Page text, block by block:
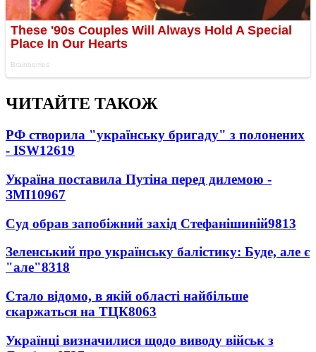
ЧИТАЙТЕ ТАКОЖ
РФ створила "українську бригаду" з полонених
- ISW12619
Україна поставила Путіна перед дилемою -
ЗМІ10967
Суд обрав запобіжний захід Стефанішиній9813
Зеленський про українську балістику: Буде, але є
"але"8318
Стало відомо, в якій області найбільше
скаржаться на ТЦК8063
Українці визначилися щодо виводу військ з